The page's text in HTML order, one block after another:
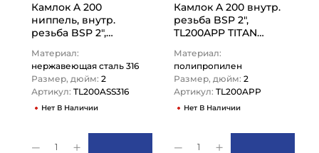
Камлок A 200
ниппель, внутр.
резьба BSP 2",
TITAN LOCK
Материал:
нержавеющая сталь 316
Размер, дюйм: 2
Артикул: TL200ASS316
Нет В Наличии
1
Камлок A 200 внутр.
резьба BSP 2",
TL200APP TITAN
Материал:
полипропилен
Размер, дюйм: 2
Артикул: TL200APP
Нет В Наличии
1